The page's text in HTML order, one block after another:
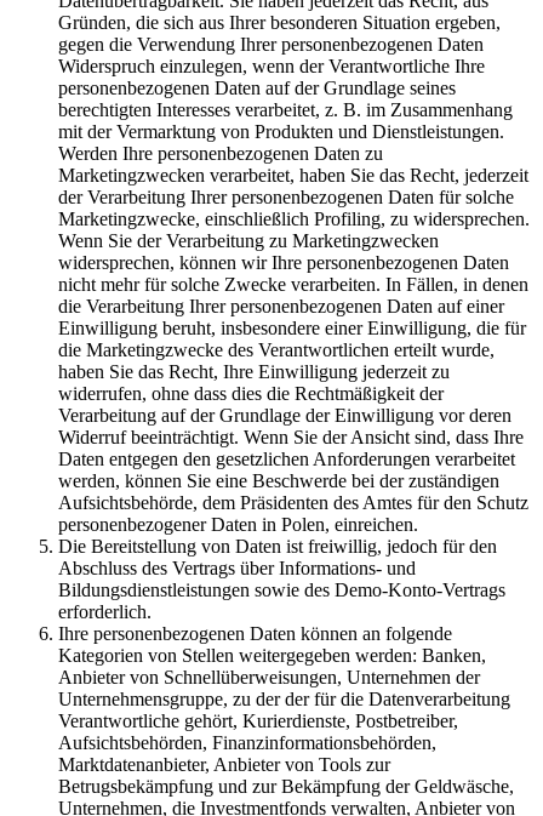
Gründen, die sich aus Ihrer besonderen Situation ergeben,
gegen die Verwendung Ihrer personenbezogenen Daten
Widerspruch einzulegen, wenn der Verantwortliche Ihre
personenbezogenen Daten auf der Grundlage seines
berechtigten Interesses verarbeitet, z. B. im Zusammenhang
mit der Vermarktung von Produkten und Dienstleistungen.
Werden Ihre personenbezogenen Daten zu
Marketingzwecken verarbeitet, haben Sie das Recht, jederzeit
der Verarbeitung Ihrer personenbezogenen Daten für solche
Marketingzwecke, einschließlich Profiling, zu widersprechen.
Wenn Sie der Verarbeitung zu Marketingzwecken
widersprechen, können wir Ihre personenbezogenen Daten
nicht mehr für solche Zwecke verarbeiten. In Fällen, in denen
die Verarbeitung Ihrer personenbezogenen Daten auf einer
Einwilligung beruht, insbesondere einer Einwilligung, die für
die Marketingzwecke des Verantwortlichen erteilt wurde,
haben Sie das Recht, Ihre Einwilligung jederzeit zu
widerrufen, ohne dass dies die Rechtmäßigkeit der
Verarbeitung auf der Grundlage der Einwilligung vor deren
Widerruf beeinträchtigt. Wenn Sie der Ansicht sind, dass Ihre
Daten entgegen den gesetzlichen Anforderungen verarbeitet
werden, können Sie eine Beschwerde bei der zuständigen
Aufsichtsbehörde, dem Präsidenten des Amtes für den Schutz
personenbezogener Daten in Polen, einreichen.
Die Bereitstellung von Daten ist freiwillig, jedoch für den
Abschluss des Vertrags über Informations- und
Bildungsdienstleistungen sowie des Demo-Konto-Vertrags
erforderlich.
Ihre personenbezogenen Daten können an folgende
Kategorien von Stellen weitergegeben werden: Banken,
Anbieter von Schnellüberweisungen, Unternehmen der
Unternehmensgruppe, zu der der für die Datenverarbeitung
Verantwortliche gehört, Kurierdienste, Postbetreiber,
Aufsichtsbehörden, Finanzinformationsbehörden,
Marktdatenanbieter, Anbieter von Tools zur
Betrugsbekämpfung und zur Bekämpfung der Geldwäsche,
Unternehmen, die Investmentfonds verwalten, Anbieter von